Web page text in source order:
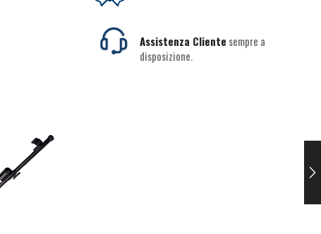
Assistenza Cliente sempre a
disposizione.